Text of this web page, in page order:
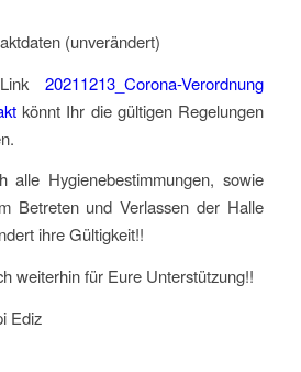
(unverändert)
Link20211213_Corona-Verordnung
könnt Ihr die gültigen Regelungen
alle Hygienebestimmungen, sowie
Betreten und Verlassen der Halle
ihre Gültigkeit!!
weiterhin für Eure Unterstützung!!
Ediz